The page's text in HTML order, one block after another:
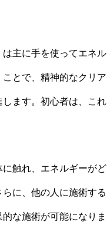
主に手を使ってエネル
とで、精神的なクリア
ます。初心者は、これ
触れ、エネルギーがど
に、他の人に施術する
な施術が可能になりま